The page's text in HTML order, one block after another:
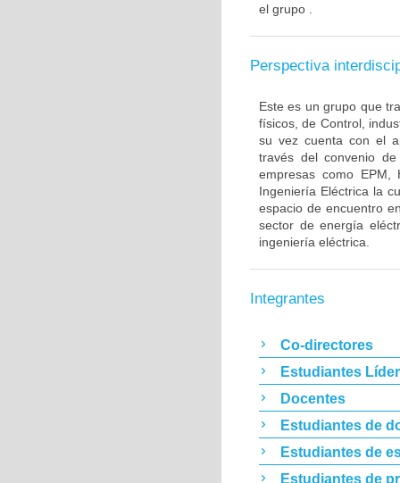
el grupo .
Perspectiva
Este es un grupo que
físicos, de Control,
su vez cuenta con el
través del convenio
empresas como EPM,
Ingeniería Eléctrica la
espacio de encuentro
sector de energía
ingeniería eléctrica.
Integrantes
Co-directores
Estudiantes
Docentes
Estudiantes de
Estudiantes de
Estudiantes de